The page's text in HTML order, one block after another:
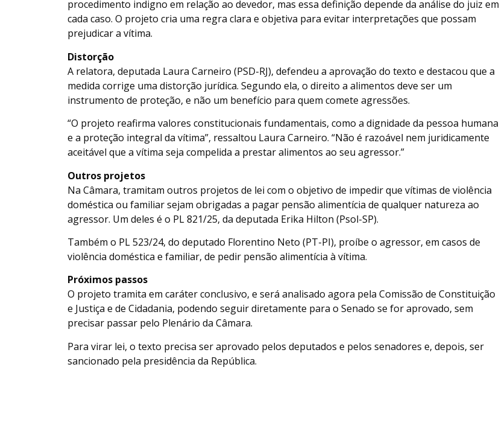
procedimento indigno em relação ao devedor, mas essa definição depende da análise do juiz em
cada caso. O projeto cria uma regra clara e objetiva para evitar interpretações que possam
prejudicar a vítima.
Distorção
A relatora, deputada Laura Carneiro (PSD-RJ), defendeu a aprovação do texto e destacou que a
medida corrige uma distorção jurídica. Segundo ela, o direito a alimentos deve ser um
instrumento de proteção, e não um benefício para quem comete agressões.
“O projeto reafirma valores constitucionais fundamentais, como a dignidade da pessoa humana
e a proteção integral da vítima”, ressaltou Laura Carneiro. “Não é razoável nem juridicamente
aceitável que a vítima seja compelida a prestar alimentos ao seu agressor.”
Outros projetos
Na Câmara, tramitam outros projetos de lei com o objetivo de impedir que vítimas de violência
doméstica ou familiar sejam obrigadas a pagar pensão alimentícia de qualquer natureza ao
agressor. Um deles é o PL 821/25, da deputada Erika Hilton (Psol-SP).
Também o PL 523/24, do deputado Florentino Neto (PT-PI), proíbe o agressor, em casos de
violência doméstica e familiar, de pedir pensão alimentícia à vítima.
Próximos passos
O projeto tramita em caráter conclusivo, e será analisado agora pela Comissão de Constituição
e Justiça e de Cidadania, podendo seguir diretamente para o Senado se for aprovado, sem
precisar passar pelo Plenário da Câmara.
Para virar lei, o texto precisa ser aprovado pelos deputados e pelos senadores e, depois, ser
sancionado pela presidência da República.